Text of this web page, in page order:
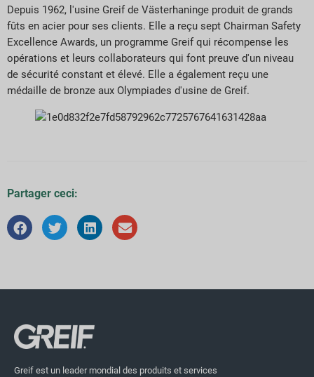
Depuis 1962, l'usine Greif de Västerhaninge produit de grands
fûts en acier pour ses clients. Elle a reçu sept Chairman Safety
Excellence Awards, un programme Greif qui récompense les
opérations et leurs collaborateurs qui font preuve d'un niveau
de sécurité constant et élevé. Elle a également reçu une
médaille de bronze aux Olympiades d'usine de Greif.
Partager ceci:
Greif est un leader mondial des produits et services